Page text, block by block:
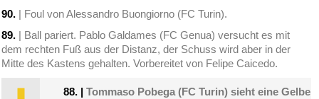
90. | Foul von Alessandro Buongiorno (FC Turin).
89. | Ball pariert. Pablo Galdames (FC Genua) versucht es mit
dem rechten Fuß aus der Distanz, der Schuss wird aber in der
Mitte des Kastens gehalten. Vorbereitet von Felipe Caicedo.
88. |Tommaso Pobega (FC Turin) sieht eine Gelbe